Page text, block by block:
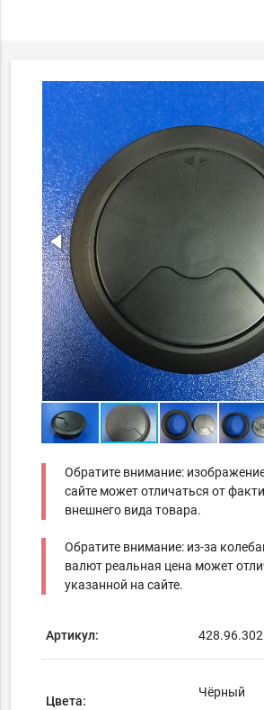
Обратите внимание:
сайте может отличаться от
внешнего вида товара.
Обратите внимание: из-за
валют реальная цена может
указанной на сайте.
Артикул: 428.96.302
Цвета: